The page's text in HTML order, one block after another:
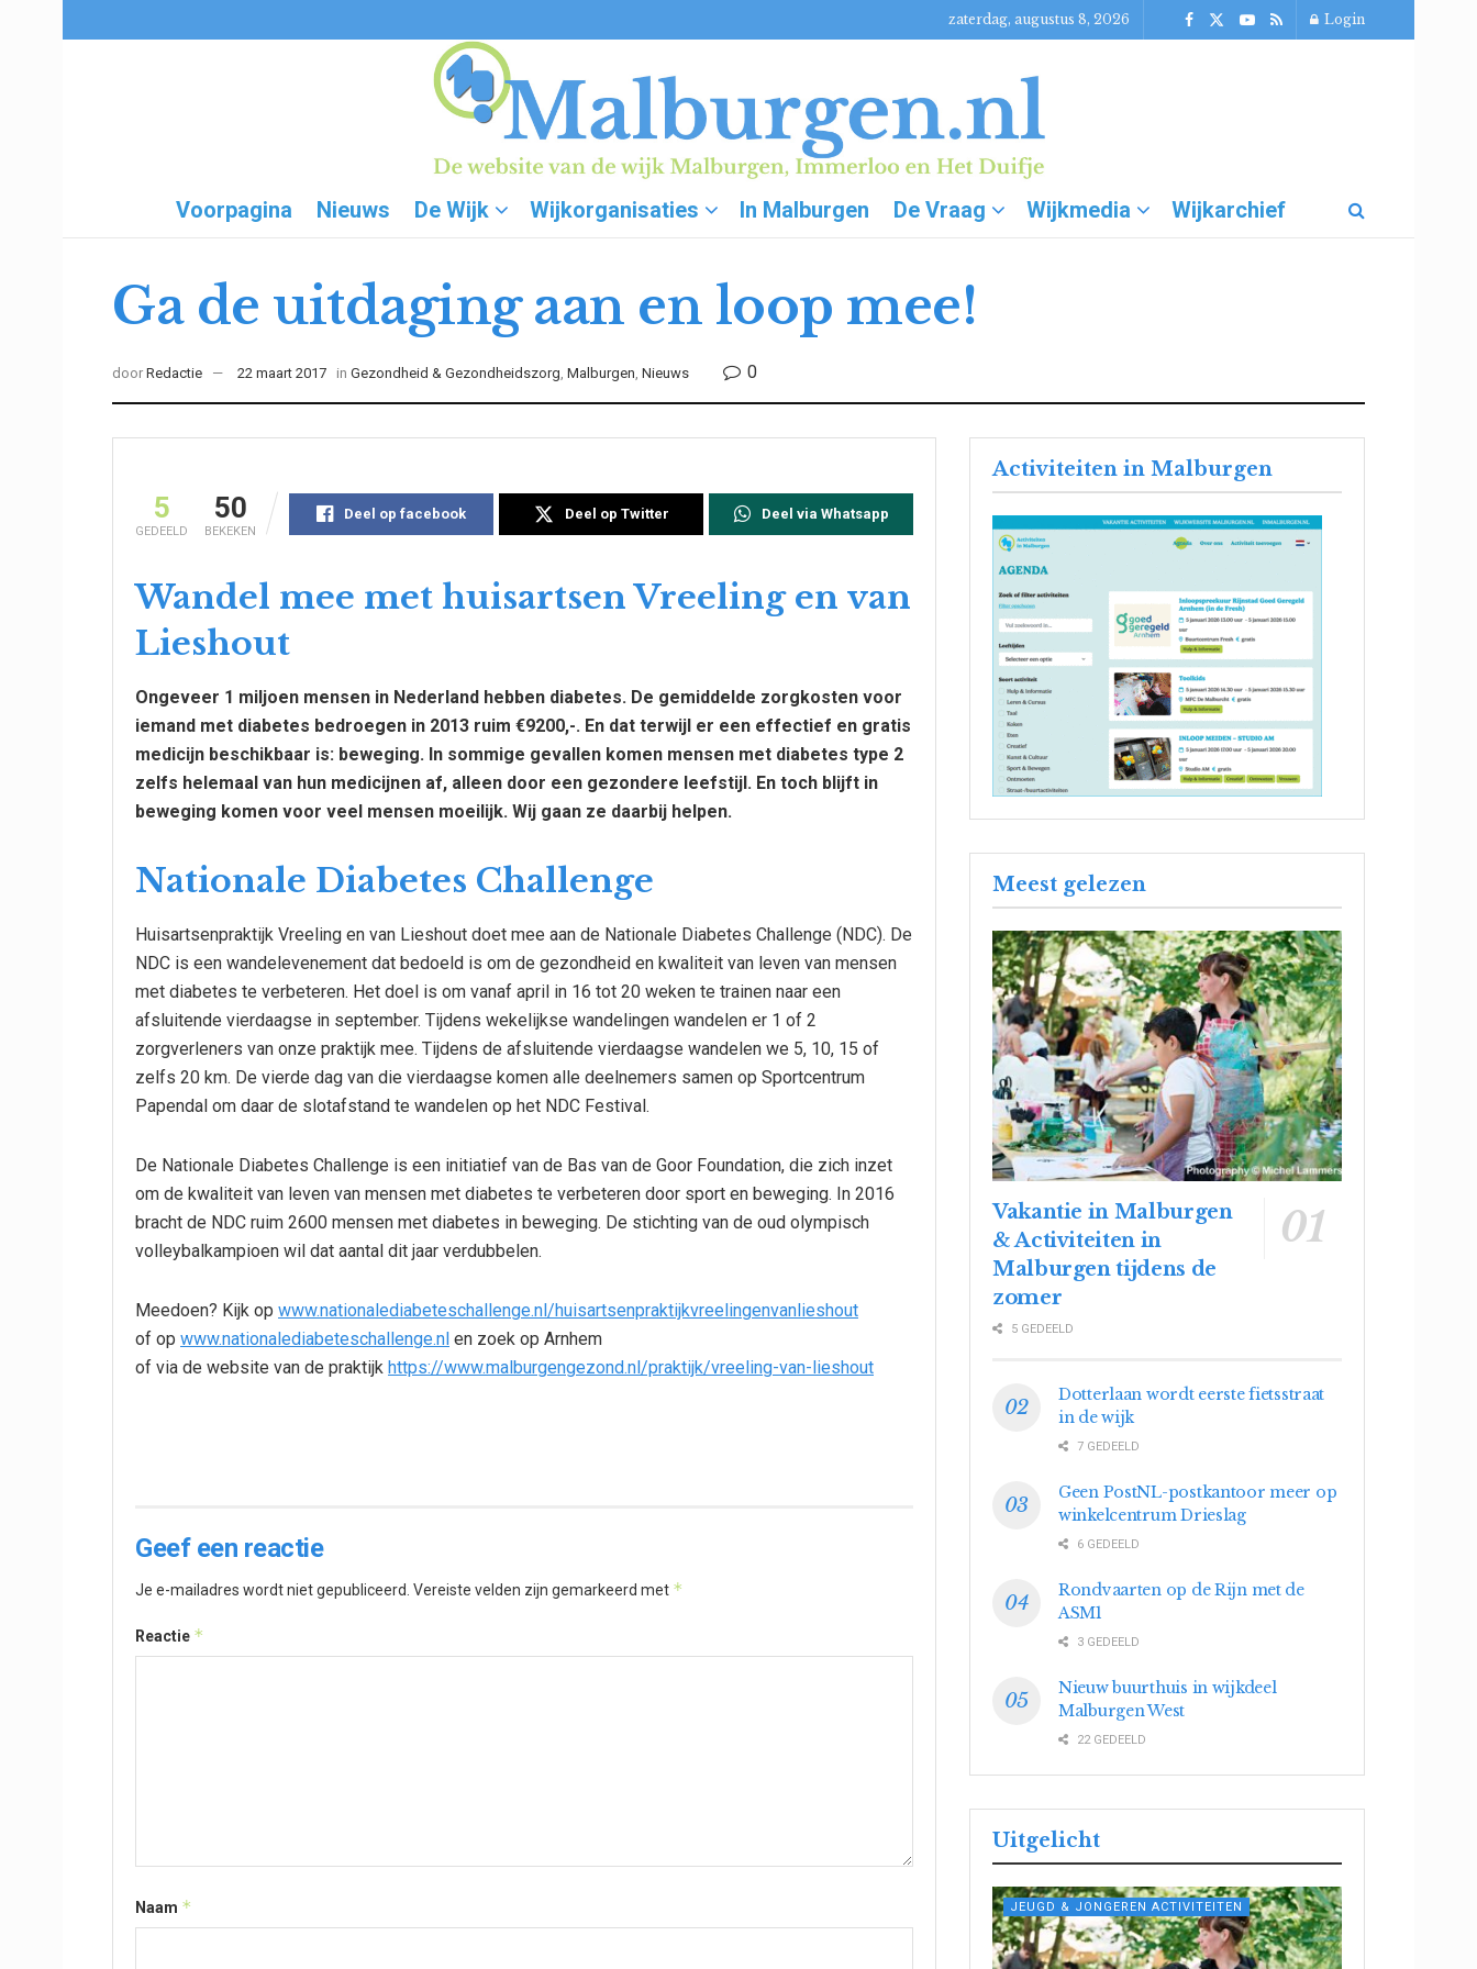
zaterdag, augustus 8, 2026 Login
Voorpagina Nieuws De Wijk Wijkorganisaties In Malburgen De Vraag Wijkmedia Wijkarchief
Ga de uitdaging aan en loop mee!
door Redactie 22 maart 2017 in Gezondheid & Gezondheidszorg, Malburgen, Nieuws 0
5
GEDEELD
50
BEKEKEN
Deel op facebook Deel op Twitter Deel via Whatsapp
Wandel mee met huisartsen Vreeling en van
Lieshout
Ongeveer 1 miljoen mensen in Nederland hebben diabetes. De gemiddelde zorgkosten voor
iemand met diabetes bedroegen in 2013 ruim €9200,-. En dat terwijl er een effectief en gratis
medicijn beschikbaar is: beweging. In sommige gevallen komen mensen met diabetes type 2
zelfs helemaal van hun medicijnen af, alleen door een gezondere leefstijl. En toch blijft in
beweging komen voor veel mensen moeilijk. Wij gaan ze daarbij helpen.
Nationale Diabetes Challenge
Huisartsenpraktijk Vreeling en van Lieshout doet mee aan de Nationale Diabetes Challenge (NDC). De
NDC is een wandelevenement dat bedoeld is om de gezondheid en kwaliteit van leven van mensen
met diabetes te verbeteren. Het doel is om vanaf april in 16 tot 20 weken te trainen naar een
afsluitende vierdaagse in september. Tijdens wekelijkse wandelingen wandelen er 1 of 2
zorgverleners van onze praktijk mee. Tijdens de afsluitende vierdaagse wandelen we 5, 10, 15 of
zelfs 20 km. De vierde dag van die vierdaagse komen alle deelnemers samen op Sportcentrum
Papendal om daar de slotafstand te wandelen op het NDC Festival.
De Nationale Diabetes Challenge is een initiatief van de Bas van de Goor Foundation, die zich inzet
om de kwaliteit van leven van mensen met diabetes te verbeteren door sport en beweging. In 2016
bracht de NDC ruim 2600 mensen met diabetes in beweging. De stichting van de oud olympisch
volleybalkampioen wil dat aantal dit jaar verdubbelen.
Meedoen? Kijk op www.nationalediabeteschallenge.nl/huisartsenpraktijkvreelingenvanlieshout
of op www.nationalediabeteschallenge.nl en zoek op Arnhem
of via de website van de praktijk https://www.malburgengezond.nl/praktijk/vreeling-van-lieshout
Geef een reactie
Je e-mailadres wordt niet gepubliceerd. Vereiste velden zijn gemarkeerd met *
Reactie *
Naam *
Activiteiten in Malburgen
Meest gelezen
Vakantie in Malburgen
& Activiteiten in
Malburgen tijdens de
zomer
5 GEDEELD
Dotterlaan wordt eerste fietsstraat
in de wijk
7 GEDEELD
Geen PostNL-postkantoor meer op
winkelcentrum Drieslag
6 GEDEELD
Rondvaarten op de Rijn met de
ASM1
3 GEDEELD
Nieuw buurthuis in wijkdeel
Malburgen West
22 GEDEELD
Uitgelicht
JEUGD & JONGEREN ACTIVITEITEN